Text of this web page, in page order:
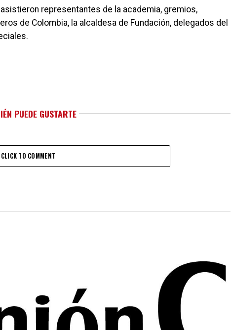
representantes de la academia, gremios,
de Colombia, la alcaldesa de Fundación, delegados del
PUEDE GUSTARTE
CLICK TO COMMENT